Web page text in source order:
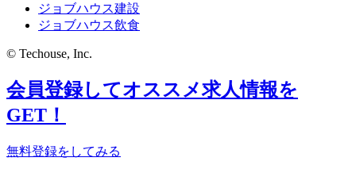
ジョブハウス建設
ジョブハウス飲食
© Techouse, Inc.
会員登録してオススメ求人情報を
GET！
無料登録をしてみる